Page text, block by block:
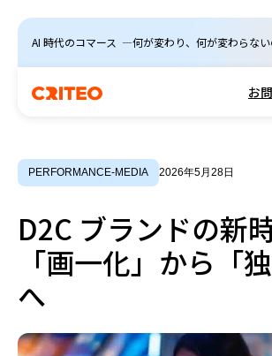
AI 時代のコマース ―何が変わり、何が変わらない
お
PERFORMANCE-MEDIA 2026年5月28日
D2C ブランドの新
「画一化」から「独
へ